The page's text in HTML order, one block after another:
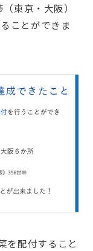
東京・大阪）
ことができま
を配付すること